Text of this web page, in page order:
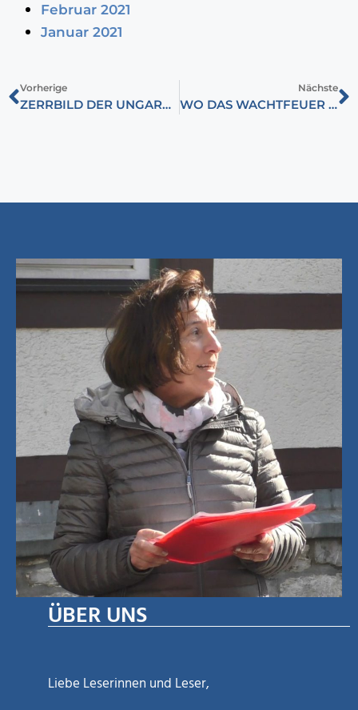
Februar 2021
Januar 2021
Vorherige
ZERRBILD DER UNGARN AUS DER NACHBARSCHAFT
Nächste
WO DAS WACHTFEUER BRENNT, DORT IST LEBEN
ÜBER UNS
Liebe Leserinnen und Leser,